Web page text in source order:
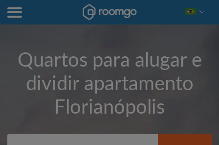
Quartos para alugar e
dividir apartamento
Florianópolis